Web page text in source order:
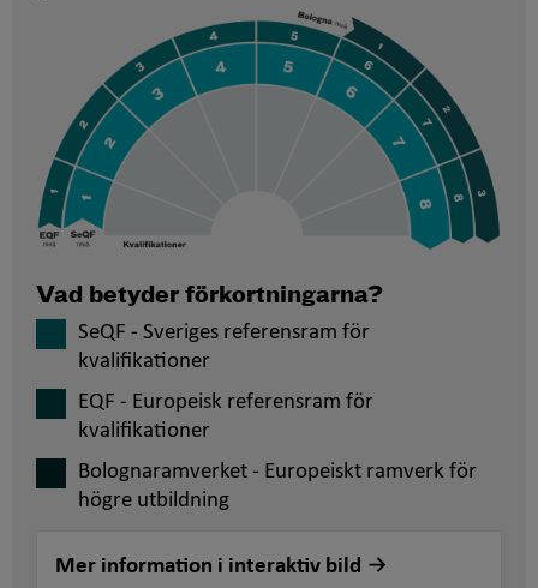
Vad betyder förkortningarna?
SeQF - Sveriges referensram för
kvalifikationer
EQF - Europeisk referensram för
kvalifikationer
Bolognaramverket - Europeiskt ramverk för
högre utbildning
Mer information i interaktiv bild